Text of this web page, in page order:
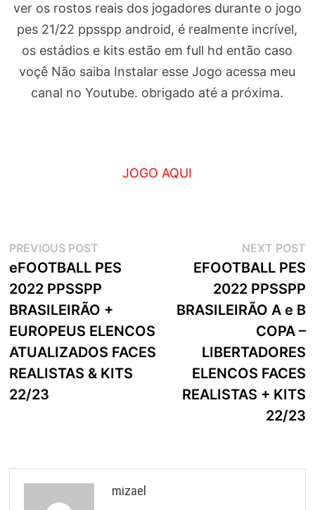
ver os rostos reais dos jogadores durante o jogo
pes 21/22 ppsspp android, é realmente incrível,
os estádios e kits estão em full hd então caso
voçê Não saiba Instalar esse Jogo acessa meu
canal no Youtube. obrigado até a próxima.
JOGO AQUI
Navegação
de
artigos
PREVIOUS POSTPrevious
post:
eFOOTBALL PES
2022 PPSSPP
BRASILEIRÃO +
EUROPEUS ELENCOS
ATUALIZADOS FACES
REALISTAS & KITS
22/23
NEXT POST
EFOOTBALL PES
2022 PPSSPP
BRASILEIRÃO A e B
COPA –
LIBERTADORES
ELENCOS FACES
REALISTAS + KITS
22/23
mizael